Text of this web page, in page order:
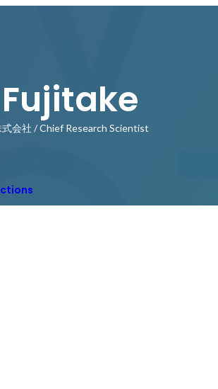
会社 / Chief Research Scientist